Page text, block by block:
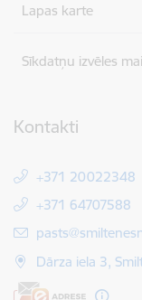
Lapas karte
Sīkdatņu izvēles
Kontakti
+371 20022348
+371 64707588
E-pasts:
Dārza iela 3,